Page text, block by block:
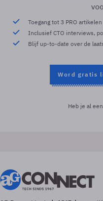
Toegang tot 3 PRO
Inclusief CTO interviews,
Blijf up-to-date over de
Word gratis
Heb je al